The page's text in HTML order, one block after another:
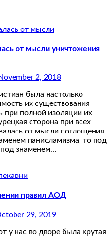
от мысли уничтожения
2, 2018
была настолько
их существования
полной изоляции их
сторона при всех
от мысли поглощения
панисламизма, то под
знаменем…
правил АОД
29, 2019
у нас во дворе была крутая